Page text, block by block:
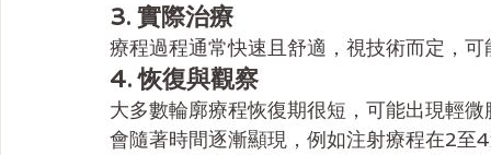
3. 實際治療
療程過程通常快速且舒適，視技術而定，
4. 恢復與觀察
大多數輪廓療程恢復期很短，可能出現輕
會隨著時間逐漸顯現，例如注射療程在2至